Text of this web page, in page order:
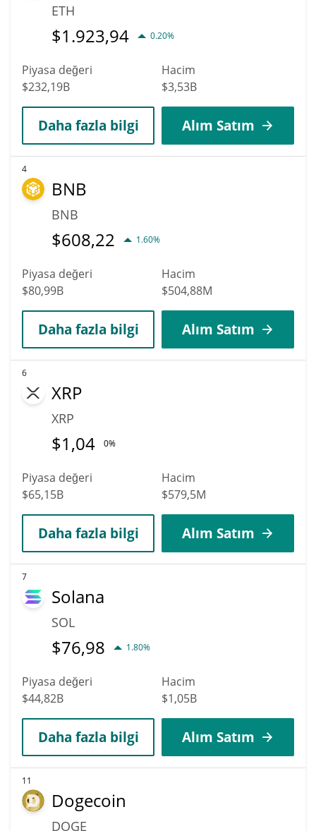
ETH
$1.923,94 0.20%
Piyasa değeri
$232,19B
Hacim
$3,53B
Daha fazla bilgi Alım Satım
4
BNB
BNB
$608,22 1.60%
Piyasa değeri
$80,99B
Hacim
$504,88M
Daha fazla bilgi Alım Satım
6
XRP
XRP
$1,04 0%
Piyasa değeri
$65,15B
Hacim
$579,5M
Daha fazla bilgi Alım Satım
7
Solana
SOL
$76,98 1.80%
Piyasa değeri
$44,82B
Hacim
$1,05B
Daha fazla bilgi Alım Satım
11
Dogecoin
DOGE